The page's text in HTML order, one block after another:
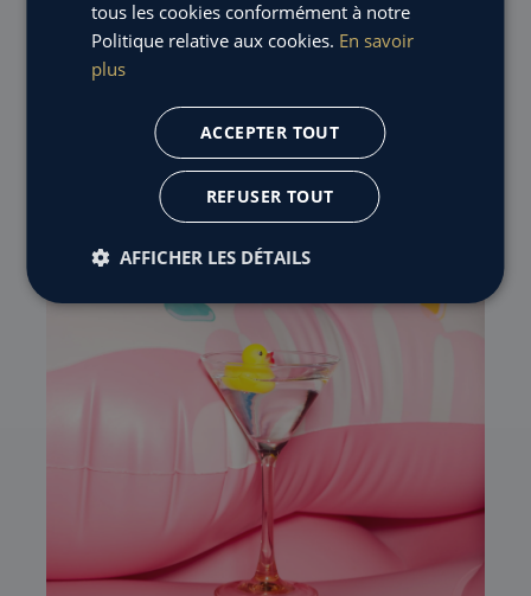
nom
. Et vous rendons unique.
tous les cookies conformément à notre
Politique relative aux cookies. En savoir
plus
ACCEPTER TOUT
REFUSER TOUT
AFFICHER LES DÉTAILS